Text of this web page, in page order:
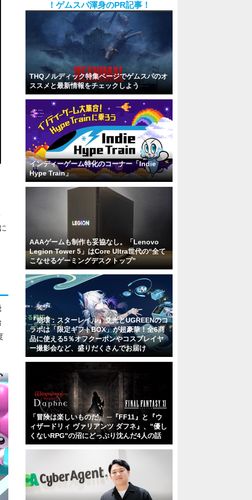
！ゲムスパ渾身のPR記事！
THQノルディック特集ページでゲムスパのオ
ススメと最新情報をチェックしよう
インディーゲーム特化のコーナー「Indie
Hype Train」
AAAゲームも制作も妥協なし。「Lenovo
Legion Tower 5」はCore Ultra世代の“全て
こなせるゲーミングデスクトップ”
『崩壊：スターレイル』爻光とUGREENのコ
ラボは「限定ギフトBOX」が超豪華！全6商
品に使える5％オフクーポンやコスプレイヤ
ー撮影会など、盛りだくさんでお届け
「冒険は楽しいものだ」 ─『FF11』と『ウ
ィザードリィ ヴァリアンツ ダフネ』、"優し
くないRPG"の沼にどっぷり沈んだ4人の話